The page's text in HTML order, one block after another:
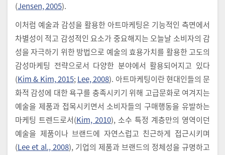
(Jensen, 2005).
이처럼 예술과 감성을 활용한 아트마케팅은 기능적인 측면에서
차별성이 적고 감성적인 요소가 중요해지는 오늘날 소비자의 감
성을 자극하기 위한 방법으로 예술의 효용가치를 활용한 고도의
감성마케팅 전략으로서 다양한 분야에서 활용되어지고 있다
(Kim & Kim, 2015; Lee, 2008). 아트마케팅이란 현대인들의 문
화적 감성에 대한 욕구를 충족시키기 위해 고급문화로 여겨지는
예술을 제품과 접목시키면서 소비자들의 구매행동을 유발하는
마케팅 트렌드로서(Kim, 2010), 소수 특정 계층만의 영역이던
예술을 제품이나 브랜드에 자연스럽고 친근하게 접근시키며
(Lee et al., 2008), 기업의 제품과 브랜드의 정체성을 규명하고